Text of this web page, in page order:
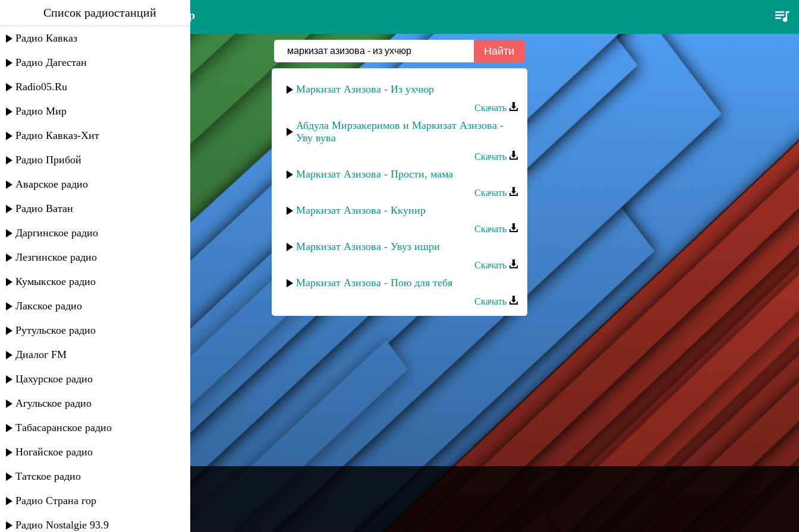
маркизат азизова - из ухчюр
Список радиостанций
Радио Кавказ
Радио Дагестан
Radio05.Ru
Радио Мир
Радио Кавказ-Хит
Радио Прибой
Аварское радио
Радио Ватан
Даргинское радио
Лезгинское радио
Кумыкское радио
Лакское радио
Рутульское радио
Диалог FM
Цахурское радио
Агульское радио
Табасаранское радио
Ногайское радио
Татское радио
Радио Страна гор
Радио Nostalgie 93.9
Маркизат Азизова - Из ухчюр
Скачать
Абдула Мирзакеримов и Маркизат Азизова -
Уву вува
Скачать
Маркизат Азизова - Прости, мама
Скачать
Маркизат Азизова - Ккунир
Скачать
Маркизат Азизова - Увуз ишри
Скачать
Маркизат Азизова - Пою для тебя
Скачать
---
Русское радио